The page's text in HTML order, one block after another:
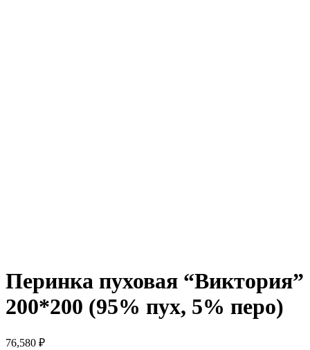
Перинка пуховая “Виктория”
200*200 (95% пух, 5% перо)
76,580 ₽